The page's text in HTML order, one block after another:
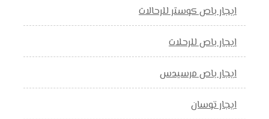
ايجار باص كوستر للرحالات
ايجار باص للرحلات
ايجار باص مرسيدس
ايجار توسان